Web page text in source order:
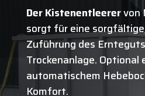
Der Kistenentleerervon
sorgt für eine
Zuführung des
Trockenanlage. Optional
automatischem
Komfort.